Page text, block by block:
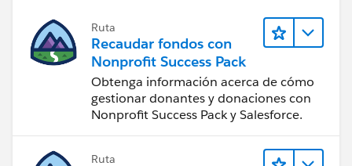
Ruta
Recaudar fondos con
Nonprofit Success Pack
Obtenga información acerca de cómo
gestionar donantes y donaciones con
Nonprofit Success Pack y Salesforce.
Ruta